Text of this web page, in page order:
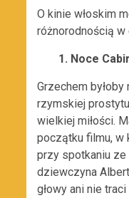
O kinie włoskim
różnorodnością w
1. Noce
Grzechem
rzymskiej
wielkiej miłości.
początku filmu, w
przy spotkaniu ze
dziewczyna
głowy ani nie